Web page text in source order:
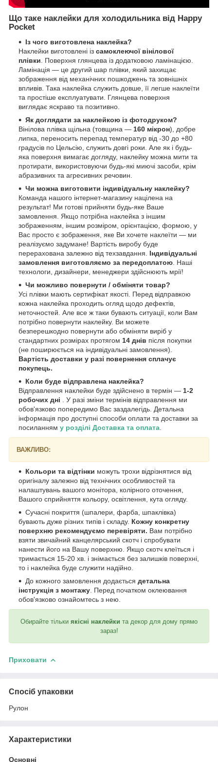
Що таке наклейки для холодильника від Happy
Pocket
Із чого виготовлена наклейка?
Наклейки виготовлені із самоклеючої вінілової
плівки . Поверхня глянцева із додатковою ламінацією.
Ламінація — це другий шар плівки, який захищає
зображення від механічних пошкоджень та зовнішніх
впливів. Така наклейка служить довше, її легше наклеїти
та простіше експлуатувати. Глянцева поверхня
виглядає яскраво та позитивно.
Як доглядати за наклейкою із фотодруком?
Вінілова плівка щільна (товщина — 160 мікрон), добре
липка, переносить перепад температур від -30 до +80
градусів по Цельсію, служить довгі роки. Але як і будь-
яка поверхня вимагає догляду, наклейку можна мити та
протирати, використовуючи будь-які миючі засоби, крім
абразивних та агресивних речовин.
Чи можна виготовити індивідуальну наклейку?
Команда нашого інтернет-магазину націлена на
результат! Ми готові прийняти будь-яке Ваше
замовлення. Якщо потрібна наклейка з іншим
зображенням, іншим розміром, орієнтацією, формою, у
Вас просто є зображення, яке Ви хочете наклеїти — ми
реалізуємо задумане! Вартість виробу буде
перерахована залежно від техзавдання. Індивідуальні
замовлення виготовляємо за передоплатою . Наші
технологи, дизайнери, менеджери здійснюють мрії!
Чи можливо повернути / обміняти товар?
Усі плівки мають сертифікат якості. Перед відправкою
кожна наклейка проходить огляд щодо дефектів,
неточностей. Але все ж таки бувають ситуації, коли Вам
потрібно повернути наклейку. Ви можете
безперешкодно повернути або обміняти виріб у
стандартних розмірах протягом 14 днів після покупки
(не поширюється на індивідуальні замовлення).
Вартість доставки у разі повернення сплачує
покупець.
Коли буде відправлена наклейка?
Відправлення наклейки буде здійснено в термін — 1-2
робочих дні . У разі зміни термінів відправлення ми
обов'язково попередимо Вас заздалегідь. Детальна
інформація про доступні способи оплати та доставки за
посиланням у розділі Доставка та оплата
ВАЖЛИВО:
Кольори та відтінки можуть трохи відрізнятися від
оригіналу залежно від технічних особливостей та
налаштувань вашого монітора, колірного оточення,
Вашого сприйняття кольору, освітлення, кута огляду.
Сучасні покриття (шпалери, фарба, шпаклівка)
бувають дуже різних типів і складу. Кожну конкретну
поверхню рекомендуємо перевіряти. Вам потрібно
взяти звичайний канцелярський скотч і спробувати
нанести його на Вашу поверхню. Якщо скотч клеїться і
тримається 15-20 хв. і знімається без залишків поверхні,
то і наклейка буде служити надійно.
До кожного замовлення додається детальна
інструкція з монтажу . Перед початком оклеювання
обов'язково ознайомтесь з нею.
Обирайте тільки якісні наклейки та декор для дому прямо
зараз!
Приховати
Спосіб упаковки
Рулон
Характеристики
Основні